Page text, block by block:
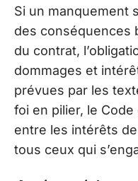
Si un manquement
des conséquences
du contrat,
dommages et
prévues par les
foi en pilier, le Code
entre les intérêts
tous ceux qui